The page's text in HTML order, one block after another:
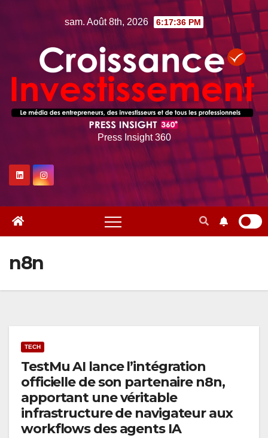
sam. Août 8th, 2026 6:17:37 PM
Press Insight 360
n8n
TECH
TestMu AI lance l’intégration
officielle de son partenaire n8n,
apportant une véritable
infrastructure de navigateur aux
workflows des agents IA